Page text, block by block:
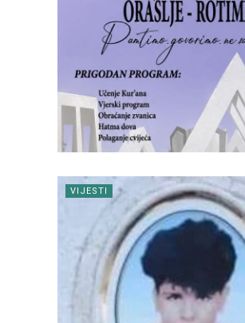
VIJESTI